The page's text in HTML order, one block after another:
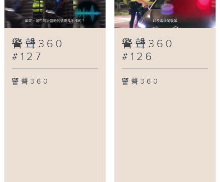
警聲360
#127
警聲360
警聲360
#126
警聲360